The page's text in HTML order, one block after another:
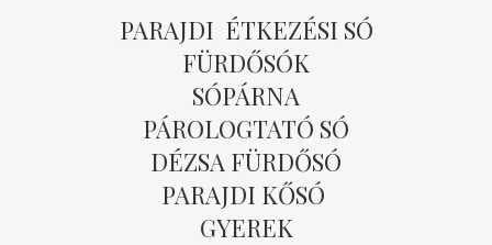
PARAJDI ÉTKEZÉSI SÓ
FÜRDŐSÓK
SÓPÁRNA
PÁROLOGTATÓ SÓ
DÉZSA FÜRDŐSÓ
PARAJDI KŐSÓ
GYEREK